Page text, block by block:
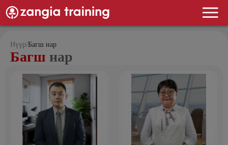
Нүүр/Багш нар
Багш нар